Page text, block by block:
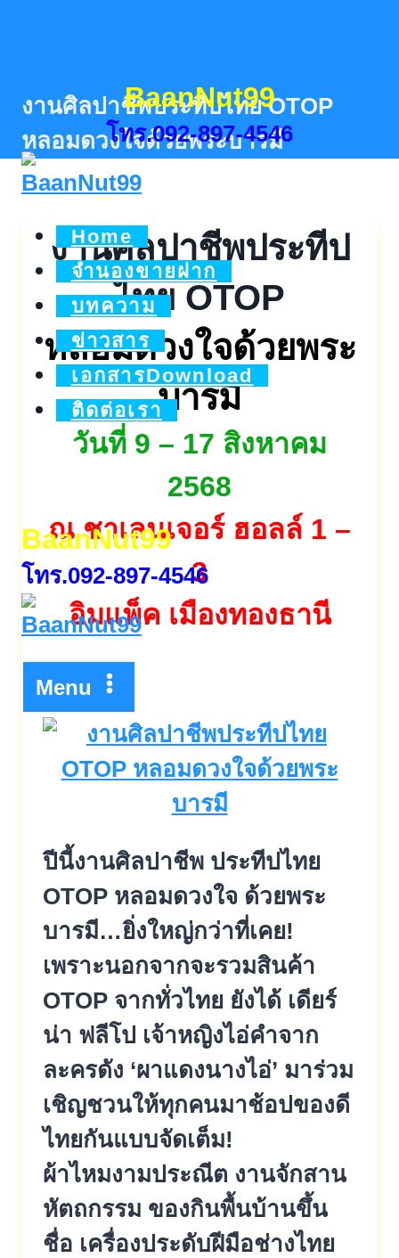
BaanNut99
โทร.092-897-4546
Home
จำนองขายฝาก
บทความ
ข่าวสาร
เอกสารDownload
ติดต่อเรา
BaanNut99
โทร.092-897-4546
Menu
งานศิลปาชีพประทีปไทย OTOP
หลอมดวงใจด้วยพระบารมี
งานศิลปาชีพประทีป
ไทย OTOP
หลอมดวงใจด้วยพระ
บารมี
วันที่ 9 – 17 สิงหาคม
2568
ณ ชาเลนเจอร์ ฮอลล์ 1 –
3
อิมแพ็ค เมืองทองธานี
ปีนี้งานศิลปาชีพ ประทีปไทย
OTOP หลอมดวงใจ ด้วยพระ
บารมี…ยิ่งใหญ่กว่าที่เคย!
เพราะนอกจากจะรวมสินค้า
OTOP จากทั่วไทย ยังได้ เดียร์
น่า ฟลีโป เจ้าหญิงไอ่คำจาก
ละครดัง ‘ผาแดงนางไอ่’ มาร่วม
เชิญชวนให้ทุกคนมาช้อปของดี
ไทยกันแบบจัดเต็ม!
ผ้าไหมงามประณีต งานจักสาน
หัตถกรรม ของกินพื้นบ้านขึ้น
ชื่อ เครื่องประดับฝีมือช่างไทย